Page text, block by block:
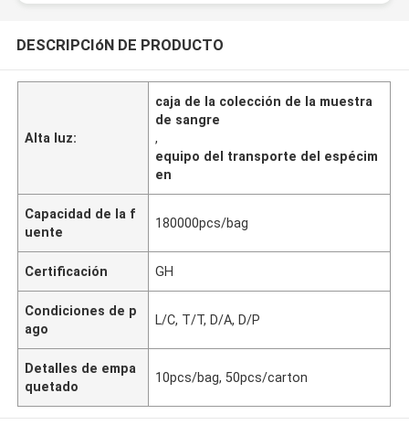
DESCRIPCIóN DE PRODUCTO
Alta luz:
caja de la colección de la muestra
de sangre
,
equipo del transporte del espécim
en
Capacidad de la f
uente
180000pcs/bag
Certificación GH
Condiciones de p
ago
L/C, T/T, D/A, D/P
Detalles de empa
quetado
10pcs/bag, 50pcs/carton